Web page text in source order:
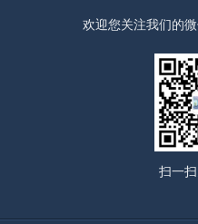
欢迎您关注我们的
扫一扫